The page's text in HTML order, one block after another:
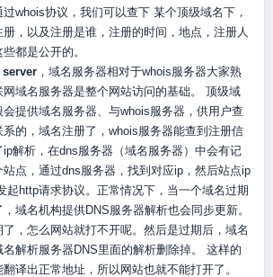
whois协议，我们可以查下 某个顶级域名下，
，以及注册是谁，注册的时间，地点，注册人
都是公开的。
server，域名服务器相对于whois服务器大家熟
域名服务器是整个网站访问的基础。 顶级域
提供域名服务器、与whois服务器，供用户查
的，域名注册了，whois服务器能查到注册信
解析，在dns服务器（域名服务器）中会有记
点，通过dns服务器，找到对应ip，然后站点ip
起http请求协议。正常情况下，当一个域名过期
域名机构提供DNS服务器解析也会同步更新。
，怎么网站就打不开呢。然后是过期后，域名
解析服务器DNS里面的解析删除掉。 这样的
译出正常地址，所以网站也就不能打开了。